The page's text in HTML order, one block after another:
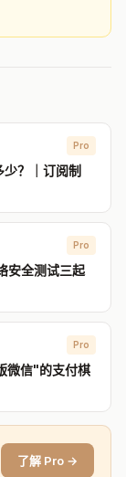
Pro
？｜订阅制
Pro
全测试三起
Pro
微信"的支付棋
了解 Pro →